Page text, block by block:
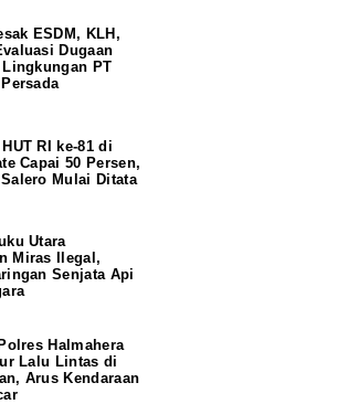
ESDM, KLH,
Dugaan
Lingkungan PT
RI ke-81 di
Capai 50 Persen,
Mulai Ditata
Utara
Miras Ilegal,
Senjata Api
Halmahera
Lalu Lintas di
Arus Kendaraan